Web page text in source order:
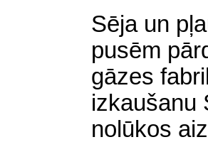
Sēja un
pusēm
gāzes
izkaušanu
nolūkos